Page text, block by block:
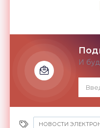
И
НОВОСТИ